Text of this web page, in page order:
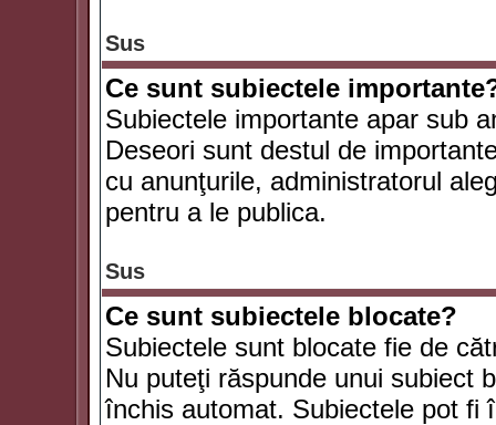
Sus
Ce sunt subiectele
Subiectele importante apar sub
Deseori sunt destul de
cu anunţurile, administratorul
pentru a le publica.
Sus
Ce sunt subiectele blocate?
Subiectele sunt blocate fie de
Nu puteţi răspunde unui subiect
închis automat. Subiectele pot fi